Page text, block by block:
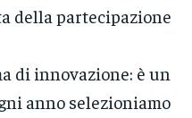
della partecipazione
di innovazione: è un
anno selezioniamo